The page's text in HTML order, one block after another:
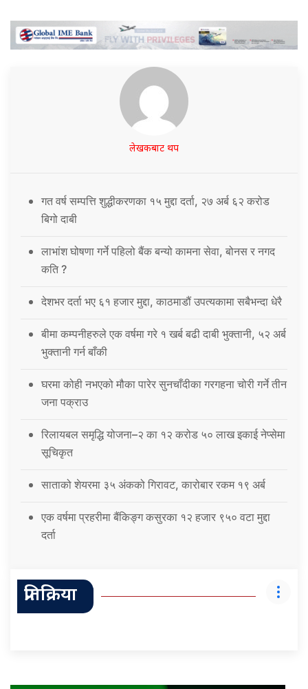
लेखकबाट थप
गत वर्ष सम्पत्ति शुद्धीकरणका १५ मुद्दा दर्ता, २७ अर्ब ६२ करोड
बिगो दाबी
लाभांश घोषणा गर्ने पहिलो बैंक बन्यो कामना सेवा, बोनस र नगद
कति ?
देशभर दर्ता भए ६१ हजार मुद्दा, काठमाडौं उपत्यकामा सबैभन्दा धेरै
बीमा कम्पनीहरुले एक वर्षमा गरे १ खर्ब बढी दाबी भुक्तानी, ५२ अर्ब
भुक्तानी गर्न बाँकी
घरमा कोही नभएको मौका पारेर सुनचाँदीका गरगहना चोरी गर्ने तीन
जना पक्राउ
रिलायबल समृद्धि योजना–२ का १२ करोड ५० लाख इकाई नेप्सेमा
सूचिकृत
साताको शेयरमा ३५ अंकको गिरावट, कारोबार रकम १९ अर्ब
एक वर्षमा प्रहरीमा बैंकिङ्ग कसुरका १२ हजार ९५० वटा मुद्दा
दर्ता
प्रतिक्रिया